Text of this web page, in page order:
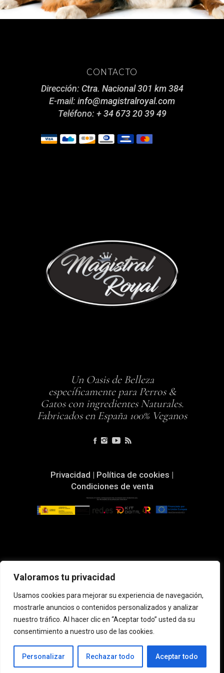
Valoramos tu privacidad
Usamos cookies para mejorar su experiencia de navegación,
mostrarle anuncios o contenidos personalizados y analizar
nuestro tráfico. Al hacer clic en “Aceptar todo” usted da su
consentimiento a nuestro uso de las cookies.
Personalizar Rechazar todo Aceptar todo
CONTACTO
Dirección: Ctra. Nacional 301 km 384
E-mail: info@magistralroyal.com
Teléfono: + 34 673 20 39 49
Un Oasis de Belleza
específicamente para Perros &
Gatos con ingredientes Naturales.
Fabricados en España 100% Veganos
Privacidad | Política de cookies |
Condiciones de venta
Resultado un pelo más sano & brillante
Recomendaciones según Raza
¿Eres profesional de peluquería canina
o veterinaria? Accede aquí